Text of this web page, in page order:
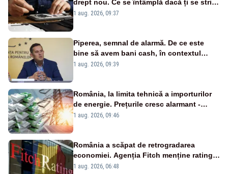
drept nou. Ce se întâmplă dacă ți se strică
un produs
1 aug. 2026, 09:37
Piperea, semnal de alarmă. De ce este
bine să avem bani cash, în contextul
alertei energetice?
1 aug. 2026, 09:39
România, la limita tehnică a importurilor
de energie. Prețurile cresc alarmant -
Analiză Realitatea Plus
1 aug. 2026, 09:46
România a scăpat de retrogradarea
economiei. Agenția Fitch menține ratingul
„BBB-” cu perspectivă negativă
1 aug. 2026, 06:48